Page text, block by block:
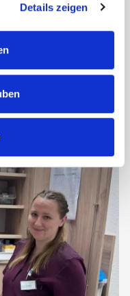
Details zeigen
Am
einen